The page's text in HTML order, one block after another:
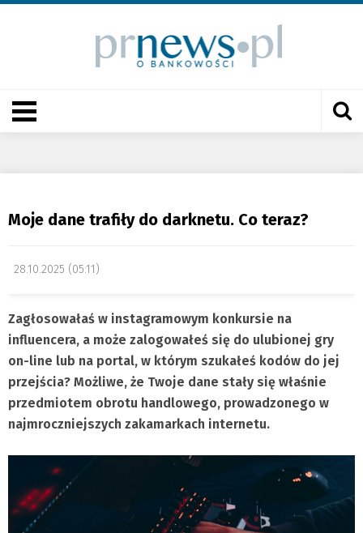
Moje dane trafiły do darknetu. Co teraz?
28.10.2025 (05:11)
Zagłosowałaś w instagramowym konkursie na
influencera, a może zalogowałeś się do ulubionej gry
on-line lub na portal, w którym szukałeś kodów do jej
przejścia? Możliwe, że Twoje dane stały się właśnie
przedmiotem obrotu handlowego, prowadzonego w
najmroczniejszych zakamarkach internetu.